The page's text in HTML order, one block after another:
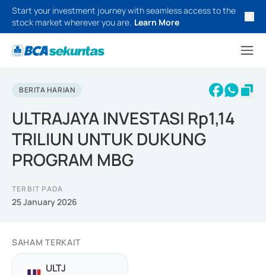
Start your investment journey with seamless access to the
stock market wherever you are. Learn More
BERITA HARIAN
ULTRAJAYA INVESTASI Rp1,14
TRILIUN UNTUK DUKUNG
PROGRAM MBG
TERBIT PADA
25 January 2026
SAHAM TERKAIT
ULTJ